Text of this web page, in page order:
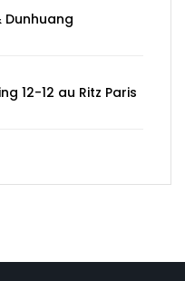
12-12 au Ritz Paris